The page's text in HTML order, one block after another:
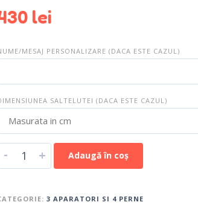
lei
MESAJ PERSONALIZARE (DACA ESTE CAZUL)
SALTELUTEI (DACA ESTE CAZUL)
- + Adaugă în coș
3 APARATORI SI 4 PERNE